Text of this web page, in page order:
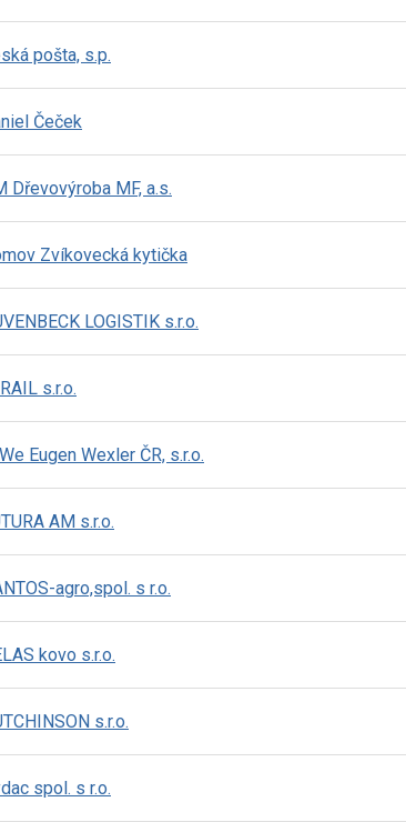
pošta, s.p.
Čeček
Dřevovýroba MF, a.s.
Zvíkovecká kytička
LOGISTIK s.r.o.
s.r.o.
Eugen Wexler ČR, s.r.o.
AM s.r.o.
agro,spol. s r.o.
kovo s.r.o.
s.r.o.
spol. s r.o.